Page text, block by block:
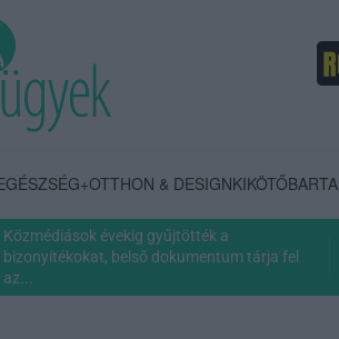
OTTHON & DESIGNKIKÖTŐ
Közmédiások évekig gyűjtötték a
bizonyítékokat, belső dokumentum tárja fel
az...